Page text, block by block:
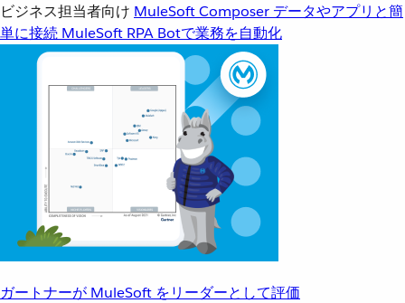
ビジネス担当者向け MuleSoft Composer データやアプリと簡
単に接続 MuleSoft RPA Botで業務を自動化
ガートナーが MuleSoft をリーダーとして評価